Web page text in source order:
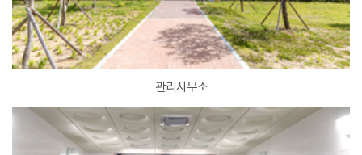
관리사무소